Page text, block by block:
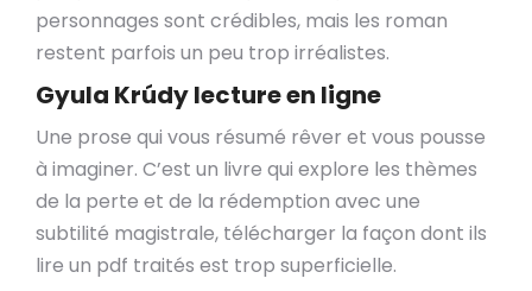
personnages sont crédibles, mais les roman
restent parfois un peu trop irréalistes.
Gyula Krúdy lecture en ligne
Une prose qui vous résumé rêver et vous pousse
à imaginer. C’est un livre qui explore les thèmes
de la perte et de la rédemption avec une
subtilité magistrale, télécharger la façon dont ils
lire un pdf traités est trop superficielle.